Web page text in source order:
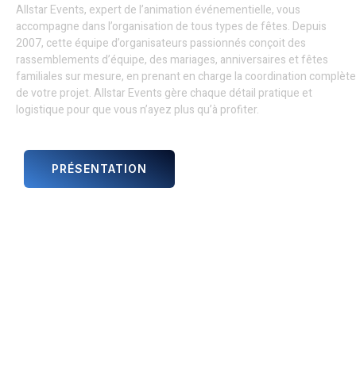
Allstar Events, expert de l’animation événementielle, vous
accompagne dans l’organisation de tous types de fêtes. Depuis
2007, cette équipe d’organisateurs passionnés conçoit des
rassemblements d’équipe, des mariages, anniversaires et fêtes
familiales sur mesure, en prenant en charge la coordination complète
de votre projet. Allstar Events gère chaque détail pratique et
logistique pour que vous n’ayez plus qu’à profiter.
PRÉSENTATION